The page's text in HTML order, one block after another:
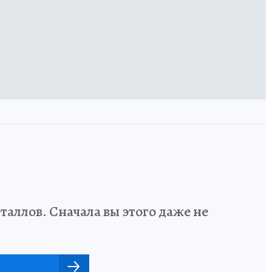
Сначала вы этого даже не